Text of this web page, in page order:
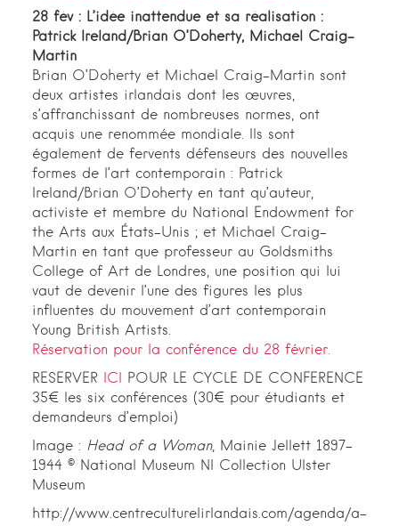
28 fév : L’idée inattendue et sa réalisation :
Patrick Ireland/Brian O’Doherty, Michael Craig-
Martin
Brian O’Doherty et Michael Craig-Martin sont
deux artistes irlandais dont les œuvres,
s’affranchissant de nombreuses normes, ont
acquis une renommée mondiale. Ils sont
également de fervents défenseurs des nouvelles
formes de l’art contemporain : Patrick
Ireland/Brian O’Doherty en tant qu’auteur,
activiste et membre du National Endowment for
the Arts aux États-Unis ; et Michael Craig-
Martin en tant que professeur au Goldsmiths
College of Art de Londres, une position qui lui
vaut de devenir l’une des figures les plus
influentes du mouvement d’art contemporain
Young British Artists.
Réservation pour la conférence du 28 février.
RESERVER ICI POUR LE CYCLE DE CONFERENCE
35€ les six conférences (30€ pour étudiants et
demandeurs d’emploi)
Image : Head of a Woman, Mainie Jellett 1897-
1944 © National Museum NI Collection Ulster
Museum
http://www.centreculturelirlandais.com/agenda/a-